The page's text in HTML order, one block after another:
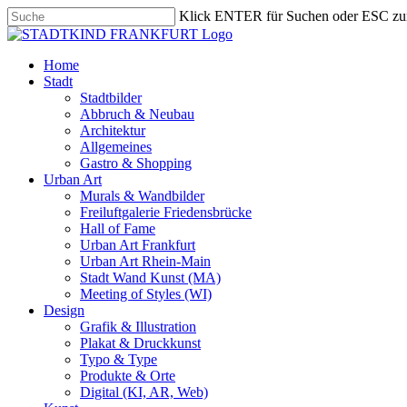
Skip
to
content
Klick ENTER für Suchen oder ESC
Close
search
Menu
Home
Stadt
Stadtbilder
Abbruch & Neubau
Architektur
Allgemeines
Gastro & Shopping
Urban Art
Murals & Wandbilder
Freiluftgalerie Friedensbrücke
Hall of Fame
Urban Art Frankfurt
Urban Art Rhein-Main
Stadt Wand Kunst (MA)
Meeting of Styles (WI)
Design
Grafik & Illustration
Plakat & Druckkunst
Typo & Type
Produkte & Orte
Digital (KI, AR, Web)